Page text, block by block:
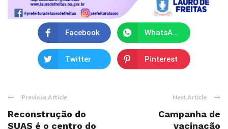
Facebook WhatsApp
Twitter Pinterest
Previous Article
Reconstrução do
SUAS é o centro do
Next Article
Campanha de
vacinação